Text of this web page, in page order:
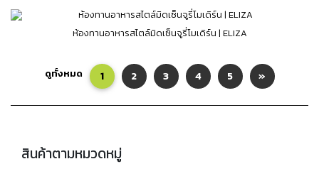
ห้องทานอาหารสไตล์มิดเซ็นจูรี่โมเดิร์น | ELIZA
ดูทั้งหมด 1 2 3 4 5 »
สินค้าตามหมวดหมู่